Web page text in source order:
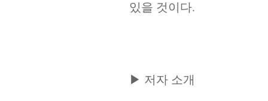
있을 것이다.
▶ 저자 소개